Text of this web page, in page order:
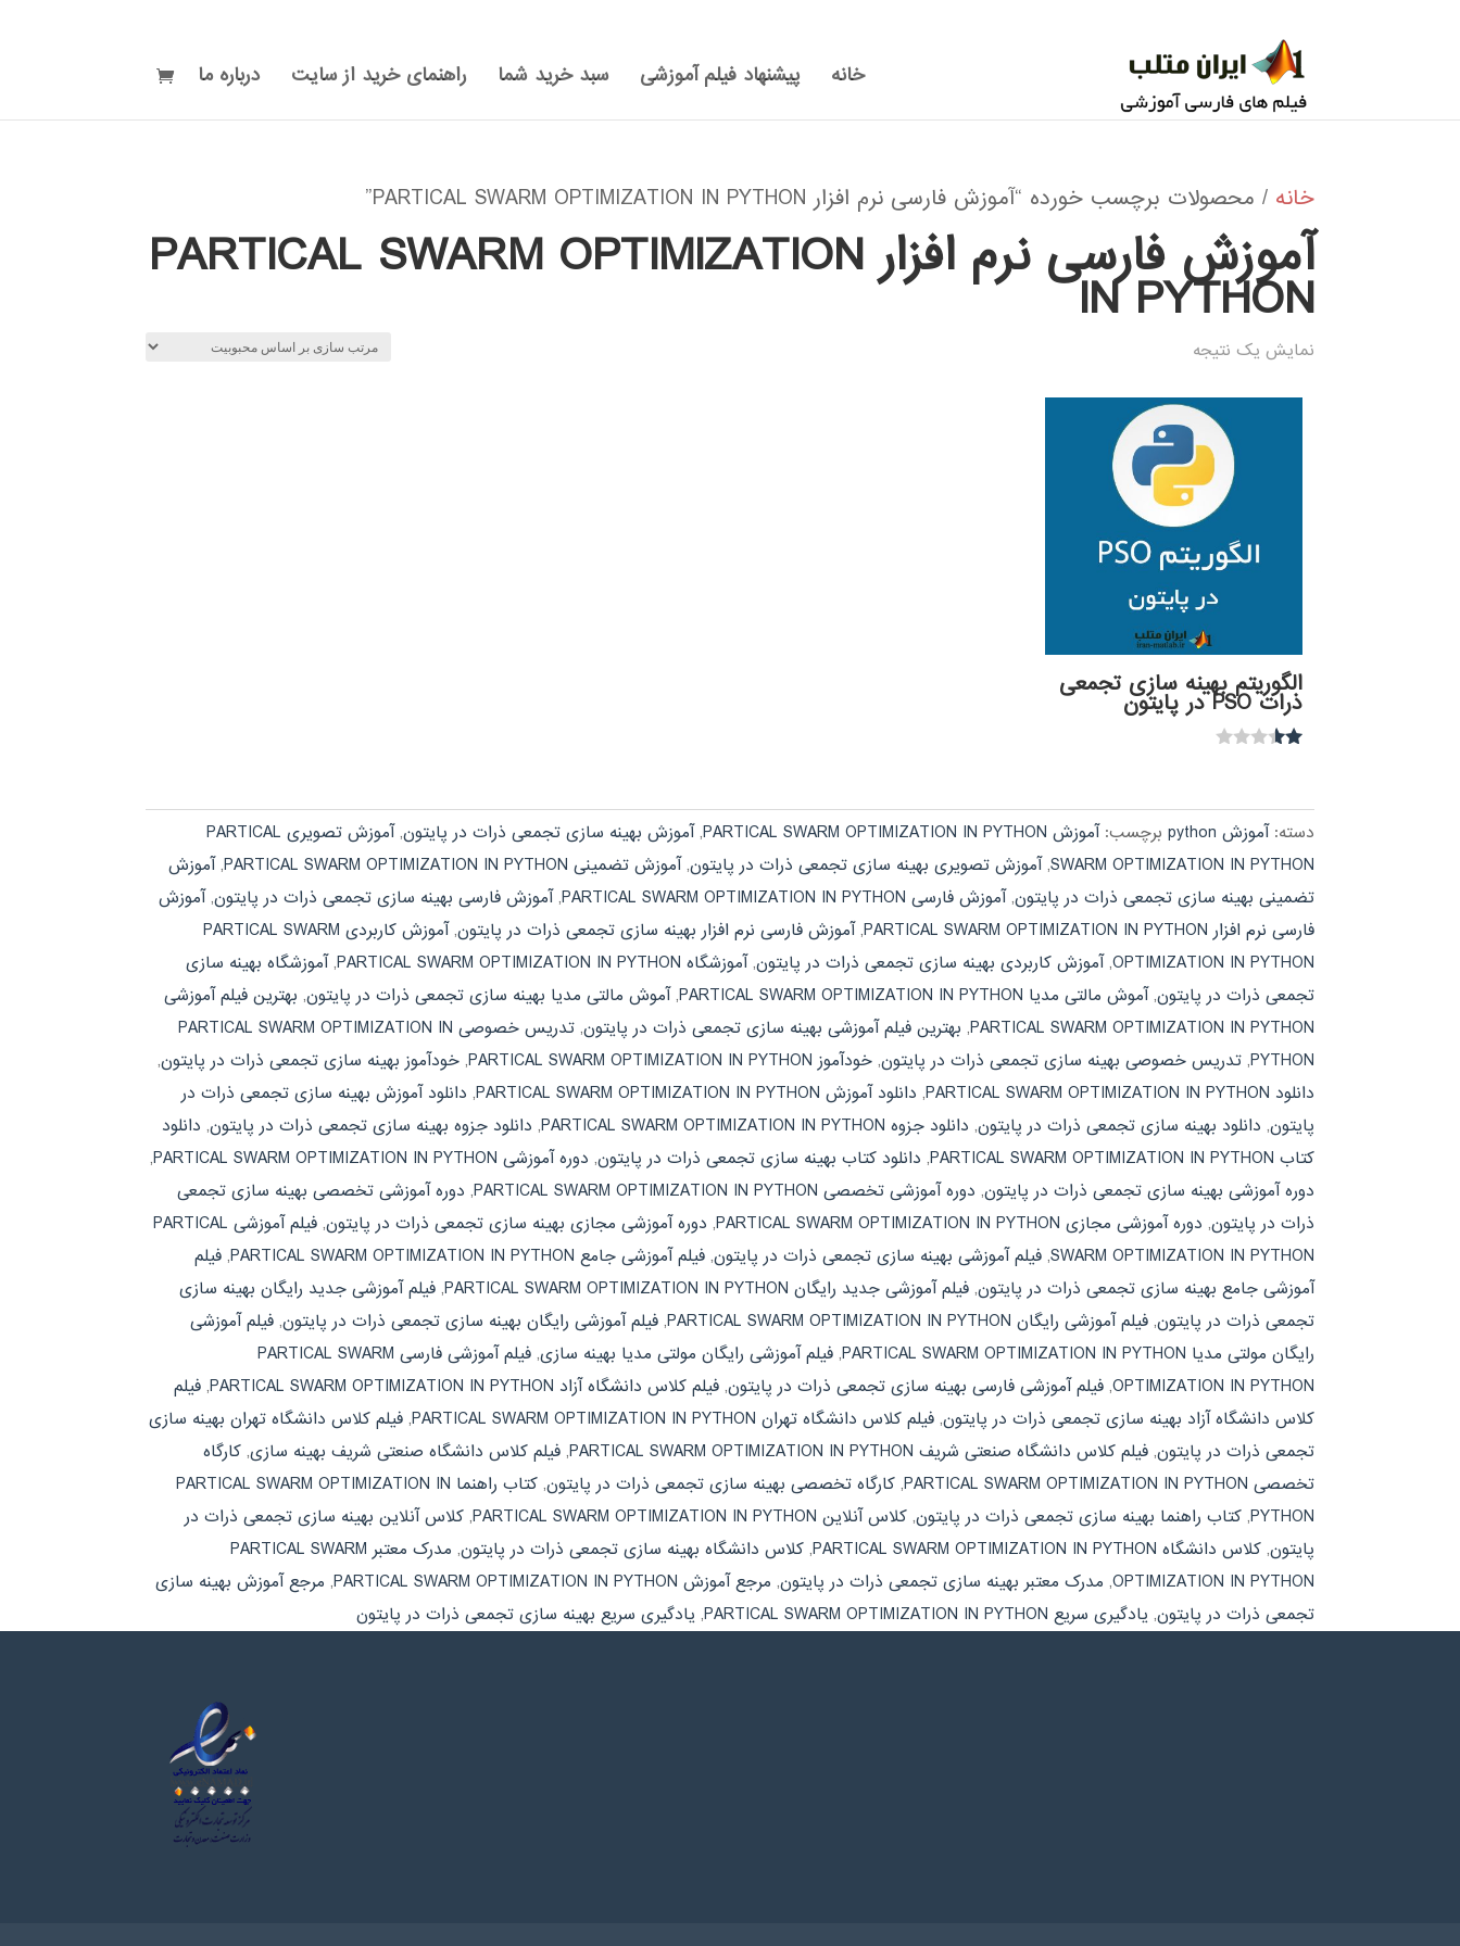
خانه پیشنهاد فیلم آموزشی سبد خرید شما راهنمای خرید از سایت درباره ما
خانه / محصولات برچسب خورده “آموزش فارسی نرم افزار PARTICAL SWARM OPTIMIZATION IN PYTHON”
آموزش فارسی نرم افزار PARTICAL SWARM OPTIMIZATION
IN PYTHON
نمایش یک نتیجه
الگوریتم بهینه سازی تجمعی
ذرات PSO در پایتون
5
دسته:آموزش python برچسب:آموزش PARTICAL SWARM OPTIMIZATION IN PYTHON ,آموزش بهینه سازی تجمعی ذرات در پایتون,
آموزش تصویری PARTICAL
SWARM OPTIMIZATION IN PYTHON
,آموزش تصویری بهینه سازی تجمعی ذرات در پایتون,آموزش تضمینی PARTICAL SWARM OPTIMIZATION IN PYTHON ,آموزش
تضمینی بهینه سازی تجمعی ذرات در پایتون,آموزش فارسی PARTICAL SWARM OPTIMIZATION IN PYTHON ,آموزش فارسی بهینه سازی تجمعی ذرات در پایتون,آموزش
فارسی نرم افزار PARTICAL SWARM OPTIMIZATION IN PYTHON
,آموزش فارسی نرم افزار بهینه سازی تجمعی ذرات در پایتون,
آموزش کاربردی PARTICAL SWARM
OPTIMIZATION IN PYTHON
,آموزش کاربردی بهینه سازی تجمعی ذرات در پایتون,آموزشگاه PARTICAL SWARM OPTIMIZATION IN PYTHON ,آموزشگاه بهینه سازی
تجمعی ذرات در پایتون,آموش مالتی مدیا PARTICAL SWARM OPTIMIZATION IN PYTHON ,آموش مالتی مدیا بهینه سازی تجمعی ذرات در پایتون, بهترین فیلم آموزشی
PARTICAL SWARM OPTIMIZATION IN PYTHON
, بهترین فیلم آموزشی بهینه سازی تجمعی ذرات در پایتون,
تدریس خصوصی PARTICAL SWARM OPTIMIZATION IN
PYTHON
,تدریس خصوصی بهینه سازی تجمعی ذرات در پایتون,خودآموز PARTICAL SWARM OPTIMIZATION IN PYTHON ,خودآموز بهینه سازی تجمعی ذرات در پایتون,
دانلود PARTICAL SWARM OPTIMIZATION IN PYTHON
, دانلود آموزش PARTICAL SWARM OPTIMIZATION IN PYTHON , دانلود آموزش بهینه سازی تجمعی ذرات در
پایتون, دانلود بهینه سازی تجمعی ذرات در پایتون, دانلود جزوه PARTICAL SWARM OPTIMIZATION IN PYTHON , دانلود جزوه بهینه سازی تجمعی ذرات در پایتون, دانلود
کتاب PARTICAL SWARM OPTIMIZATION IN PYTHON
, دانلود کتاب بهینه سازی تجمعی ذرات در پایتون, دوره آموزشی PARTICAL SWARM OPTIMIZATION IN PYTHON
,
دوره آموزشی بهینه سازی تجمعی ذرات در پایتون, دوره آموزشی تخصصی PARTICAL SWARM OPTIMIZATION IN PYTHON , دوره آموزشی تخصصی بهینه سازی تجمعی
ذرات در پایتون, دوره آموزشی مجازی PARTICAL SWARM OPTIMIZATION IN PYTHON , دوره آموزشی مجازی بهینه سازی تجمعی ذرات در پایتون,
فیلم آموزشی PARTICAL
SWARM OPTIMIZATION IN PYTHON
,فیلم آموزشی بهینه سازی تجمعی ذرات در پایتون,فیلم آموزشی جامع PARTICAL SWARM OPTIMIZATION IN PYTHON ,فیلم
آموزشی جامع بهینه سازی تجمعی ذرات در پایتون,فیلم آموزشی جدید رایگان PARTICAL SWARM OPTIMIZATION IN PYTHON ,فیلم آموزشی جدید رایگان بهینه سازی
تجمعی ذرات در پایتون,فیلم آموزشی رایگان PARTICAL SWARM OPTIMIZATION IN PYTHON ,فیلم آموزشی رایگان بهینه سازی تجمعی ذرات در پایتون,فیلم آموزشی
رایگان مولتی مدیا PARTICAL SWARM OPTIMIZATION IN PYTHON
,فیلم آموزشی رایگان مولتی مدیا بهینه سازی,
فیلم آموزشی فارسی PARTICAL SWARM
OPTIMIZATION IN PYTHON
,فیلم آموزشی فارسی بهینه سازی تجمعی ذرات در پایتون,فیلم کلاس دانشگاه آزاد PARTICAL SWARM OPTIMIZATION IN PYTHON ,فیلم
کلاس دانشگاه آزاد بهینه سازی تجمعی ذرات در پایتون,فیلم کلاس دانشگاه تهران PARTICAL SWARM OPTIMIZATION IN PYTHON ,فیلم کلاس دانشگاه تهران بهینه سازی
تجمعی ذرات در پایتون,فیلم کلاس دانشگاه صنعتی شریف PARTICAL SWARM OPTIMIZATION IN PYTHON ,فیلم کلاس دانشگاه صنعتی شریف بهینه سازی,کارگاه
تخصصی PARTICAL SWARM OPTIMIZATION IN PYTHON
,کارگاه تخصصی بهینه سازی تجمعی ذرات در پایتون,
کتاب راهنما PARTICAL SWARM OPTIMIZATION IN
PYTHON
,کتاب راهنما بهینه سازی تجمعی ذرات در پایتون,کلاس آنلاین PARTICAL SWARM OPTIMIZATION IN PYTHON ,کلاس آنلاین بهینه سازی تجمعی ذرات در
پایتون,کلاس دانشگاه PARTICAL SWARM OPTIMIZATION IN PYTHON ,کلاس دانشگاه بهینه سازی تجمعی ذرات در پایتون,
مدرک معتبر PARTICAL SWARM
OPTIMIZATION IN PYTHON
, مدرک معتبر بهینه سازی تجمعی ذرات در پایتون, مرجع آموزش PARTICAL SWARM OPTIMIZATION IN PYTHON , مرجع آموزش بهینه سازی
تجمعی ذرات در پایتون, یادگیری سریع PARTICAL SWARM OPTIMIZATION IN PYTHON , یادگیری سریع بهینه سازی تجمعی ذرات در پایتون